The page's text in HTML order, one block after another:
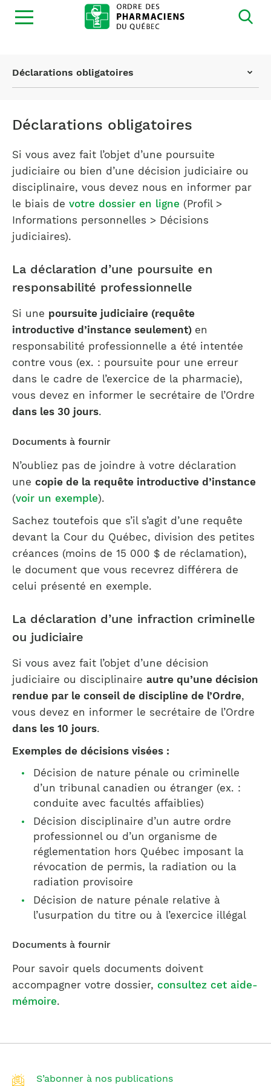
Ouvrir
la
Page
Déclarations obligatoires
Déclarations obligatoires
Si vous avez fait l’objet d’une poursuite
judiciaire ou bien d’une décision judiciaire ou
disciplinaire, vous devez nous en informer par
le biais de votre dossier en ligne (Profil >
Informations personnelles > Décisions
judiciaires).
La déclaration d’une poursuite en
responsabilité professionnelle
Si une poursuite judiciaire (requête
introductive d’instance seulement) en
responsabilité professionnelle a été intentée
contre vous (ex. : poursuite pour une erreur
dans le cadre de l’exercice de la pharmacie),
vous devez en informer le secrétaire de l’Ordre
dans les 30 jours.
Documents à fournir
N’oubliez pas de joindre à votre déclaration
une copie de la requête introductive d’instance
(voir un exemple).
Sachez toutefois que s’il s’agit d’une requête
devant la Cour du Québec, division des petites
créances (moins de 15 000 $ de réclamation),
le document que vous recevrez différera de
celui présenté en exemple.
La déclaration d’une infraction criminelle
ou judiciaire
Si vous avez fait l’objet d’une décision
judiciaire ou disciplinaire autre qu’une décision
rendue par le conseil de discipline de l’Ordre,
vous devez en informer le secrétaire de l’Ordre
dans les 10 jours.
Exemples de décisions visées :
Décision de nature pénale ou criminelle
d’un tribunal canadien ou étranger (ex. :
conduite avec facultés affaiblies)
Décision disciplinaire d’un autre ordre
professionnel ou d’un organisme de
réglementation hors Québec imposant la
révocation de permis, la radiation ou la
radiation provisoire
Décision de nature pénale relative à
l’usurpation du titre ou à l’exercice illégal
Documents à fournir
Pour savoir quels documents doivent
accompagner votre dossier, consultez cet aide-
mémoire.
S’abonner à nos publications